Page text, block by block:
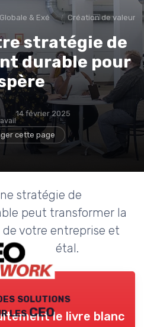
& Exécution Création de valeur
stratégie de
durable pour
14 février 2025
cette page
stratégie de
peut transformer la
votre entreprise et
sociétal.
solutions
les CEOle livre blanc